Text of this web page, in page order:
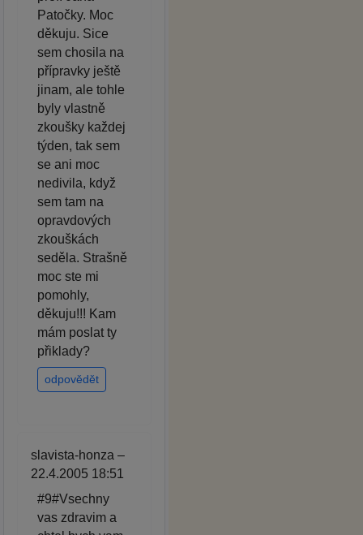
Patočky. Moc
děkuju. Sice
sem chosila na
přípravky ještě
jinam, ale tohle
byly vlastně
zkoušky každej
týden, tak sem
se ani moc
nedivila, když
sem tam na
opravdových
zkouškách
seděla. Strašně
moc ste mi
pomohly,
děkuju!!! Kam
mám poslat ty
přiklady?
odpovědět
slavista-honza –
22.4.2005 18:51
#9#Vsechny
vas zdravim a